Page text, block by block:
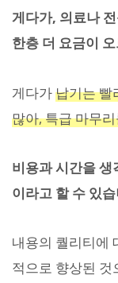
게다가, 의료나
한층 더 요금이
게다가납기는 빨
많아, 특급 마무
비용과 시간을 생
이라고 할 수 있
내용의 퀄리티에
적으로 향상된 것